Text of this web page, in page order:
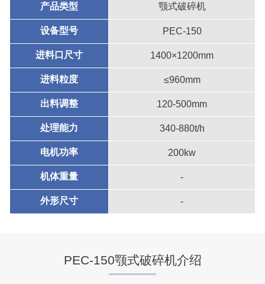
产品类型 颚式破碎机
设备型号 PEC-150
进料口尺寸 1400×1200mm
进料粒度 ≤960mm
出料调整 120-500mm
处理能力 340-880t/h
电机功率 200kw
机体重量 -
外形尺寸 -
PEC-150颚式破碎机介绍